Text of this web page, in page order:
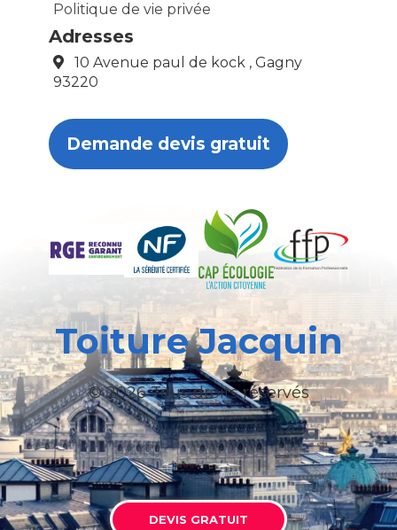
Politique de vie privée
Adresses
10 Avenue paul de kock , Gagny
93220
Demande devis gratuit
Toiture Jacquin
© 2026 Tous droits réservés
DEVIS GRATUIT